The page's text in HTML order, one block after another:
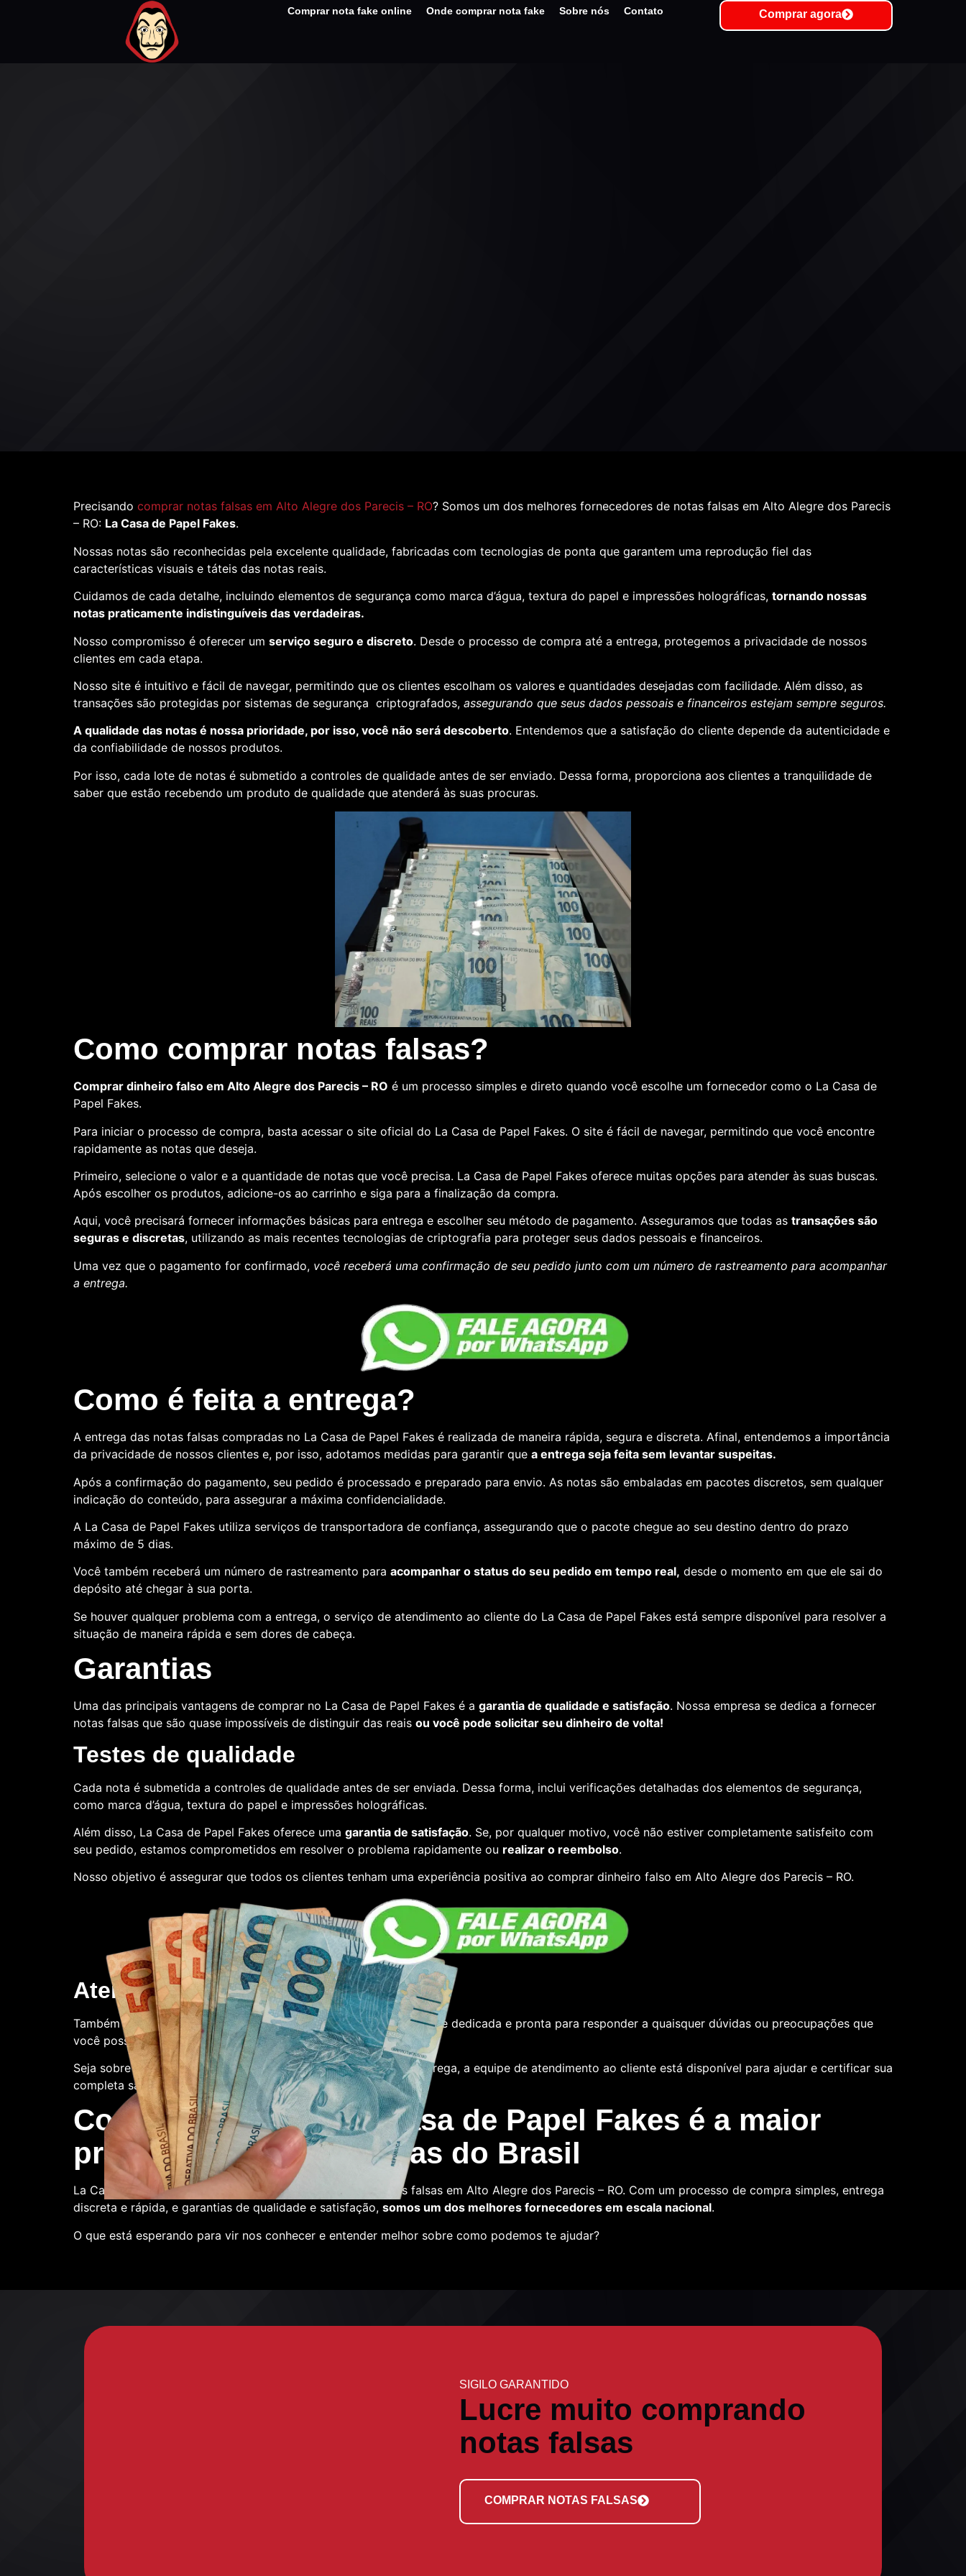
Comprar nota fake online Onde comprar nota fake Sobre nós Contato Comprar agora
Precisando comprar notas falsas em Alto Alegre dos Parecis – RO? Somos um dos melhores fornecedores de notas falsas em Alto Alegre dos Parecis
– RO: La Casa de Papel Fakes.
Nossas notas são reconhecidas pela excelente qualidade, fabricadas com tecnologias de ponta que garantem uma reprodução fiel das
características visuais e táteis das notas reais.
Cuidamos de cada detalhe, incluindo elementos de segurança como marca d’água, textura do papel e impressões holográficas, tornando nossas
notas praticamente indistinguíveis das verdadeiras.
Nosso compromisso é oferecer um serviço seguro e discreto. Desde o processo de compra até a entrega, protegemos a privacidade de nossos
clientes em cada etapa.
Nosso site é intuitivo e fácil de navegar, permitindo que os clientes escolham os valores e quantidades desejadas com facilidade. Além disso, as
transações são protegidas por sistemas de segurança criptografados, assegurando que seus dados pessoais e financeiros estejam sempre seguros.
A qualidade das notas é nossa prioridade, por isso, você não será descoberto. Entendemos que a satisfação do cliente depende da autenticidade e
da confiabilidade de nossos produtos.
Por isso, cada lote de notas é submetido a controles de qualidade antes de ser enviado. Dessa forma, proporciona aos clientes a tranquilidade de
saber que estão recebendo um produto de qualidade que atenderá às suas procuras.
Como comprar notas falsas?
Comprar dinheiro falso em Alto Alegre dos Parecis – RO é um processo simples e direto quando você escolhe um fornecedor como o La Casa de
Papel Fakes.
Para iniciar o processo de compra, basta acessar o site oficial do La Casa de Papel Fakes. O site é fácil de navegar, permitindo que você encontre
rapidamente as notas que deseja.
Primeiro, selecione o valor e a quantidade de notas que você precisa. La Casa de Papel Fakes oferece muitas opções para atender às suas buscas.
Após escolher os produtos, adicione-os ao carrinho e siga para a finalização da compra.
Aqui, você precisará fornecer informações básicas para entrega e escolher seu método de pagamento. Asseguramos que todas as transações são
seguras e discretas, utilizando as mais recentes tecnologias de criptografia para proteger seus dados pessoais e financeiros.
Uma vez que o pagamento for confirmado, você receberá uma confirmação de seu pedido junto com um número de rastreamento para acompanhar
a entrega.
Como é feita a entrega?
A entrega das notas falsas compradas no La Casa de Papel Fakes é realizada de maneira rápida, segura e discreta. Afinal, entendemos a importância
da privacidade de nossos clientes e, por isso, adotamos medidas para garantir que a entrega seja feita sem levantar suspeitas.
Após a confirmação do pagamento, seu pedido é processado e preparado para envio. As notas são embaladas em pacotes discretos, sem qualquer
indicação do conteúdo, para assegurar a máxima confidencialidade.
A La Casa de Papel Fakes utiliza serviços de transportadora de confiança, assegurando que o pacote chegue ao seu destino dentro do prazo
máximo de 5 dias.
Você também receberá um número de rastreamento para acompanhar o status do seu pedido em tempo real, desde o momento em que ele sai do
depósito até chegar à sua porta.
Se houver qualquer problema com a entrega, o serviço de atendimento ao cliente do La Casa de Papel Fakes está sempre disponível para resolver a
situação de maneira rápida e sem dores de cabeça.
Garantias
Uma das principais vantagens de comprar no La Casa de Papel Fakes é a garantia de qualidade e satisfação. Nossa empresa se dedica a fornecer
notas falsas que são quase impossíveis de distinguir das reais ou você pode solicitar seu dinheiro de volta!
Testes de qualidade
Cada nota é submetida a controles de qualidade antes de ser enviada. Dessa forma, inclui verificações detalhadas dos elementos de segurança,
como marca d’água, textura do papel e impressões holográficas.
Além disso, La Casa de Papel Fakes oferece uma garantia de satisfação. Se, por qualquer motivo, você não estiver completamente satisfeito com
seu pedido, estamos comprometidos em resolver o problema rapidamente ou realizar o reembolso.
Nosso objetivo é assegurar que todos os clientes tenham uma experiência positiva ao comprar dinheiro falso em Alto Alegre dos Parecis – RO.
Atendimento ao cliente
Também oferecemos suporte ao cliente. Contamos com uma equipe dedicada e pronta para responder a quaisquer dúvidas ou preocupações que
você possa ter.
Seja sobre o processo de compra, a qualidade das notas ou a entrega, a equipe de atendimento ao cliente está disponível para ajudar e certificar sua
completa satisfação.
Compre conosco: La Casa de Papel Fakes é a maior
produtora de notas falsas do Brasil
La Casa de Papel Fakes é o melhor lugar para comprar notas falsas em Alto Alegre dos Parecis – RO. Com um processo de compra simples, entrega
discreta e rápida, e garantias de qualidade e satisfação, somos um dos melhores fornecedores em escala nacional.
O que está esperando para vir nos conhecer e entender melhor sobre como podemos te ajudar?
SIGILO GARANTIDO
Lucre muito comprando
notas falsas
COMPRAR NOTAS FALSAS